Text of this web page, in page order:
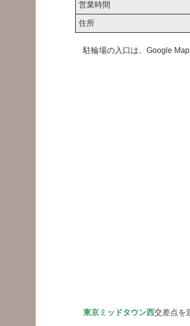
営業時間
住所
駐輪場の入口は、Google Map
東京ミッドタウン西交差点を